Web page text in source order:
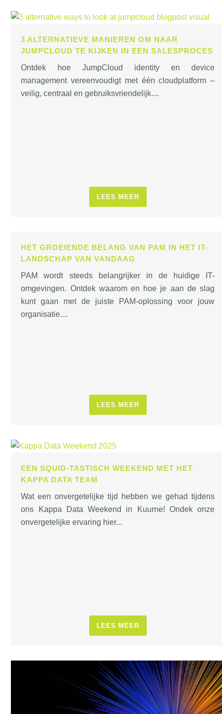
3 ALTERNATIEVE MANIEREN OM NAAR
JUMPCLOUD TE KIJKEN IN EEN SALESPROCES
Ontdek hoe JumpCloud identity en device
management vereenvoudigt met één cloudplatform –
veilig, centraal en gebruiksvriendelijk....
LEES MEER
HET GROEIENDE BELANG VAN PAM IN HET IT-
LANDSCHAP VAN VANDAAG
PAM wordt steeds belangrijker in de huidige IT-
omgevingen. Ontdek waarom en hoe je aan de slag
kunt gaan met de juiste PAM-oplossing voor jouw
organisatie....
LEES MEER
EEN SQUID-TASTISCH WEEKEND MET HET
KAPPA DATA TEAM
Wat een onvergetelijke tijd hebben we gehad tijdens
ons Kappa Data Weekend in Kuurne! Ondek onze
onvergetelijke ervaring hier...
LEES MEER